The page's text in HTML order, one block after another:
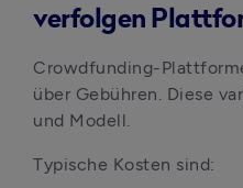
verfolgen
Crowdfunding-
über Gebühren. Diese
und Modell.
Typische Kosten sind: